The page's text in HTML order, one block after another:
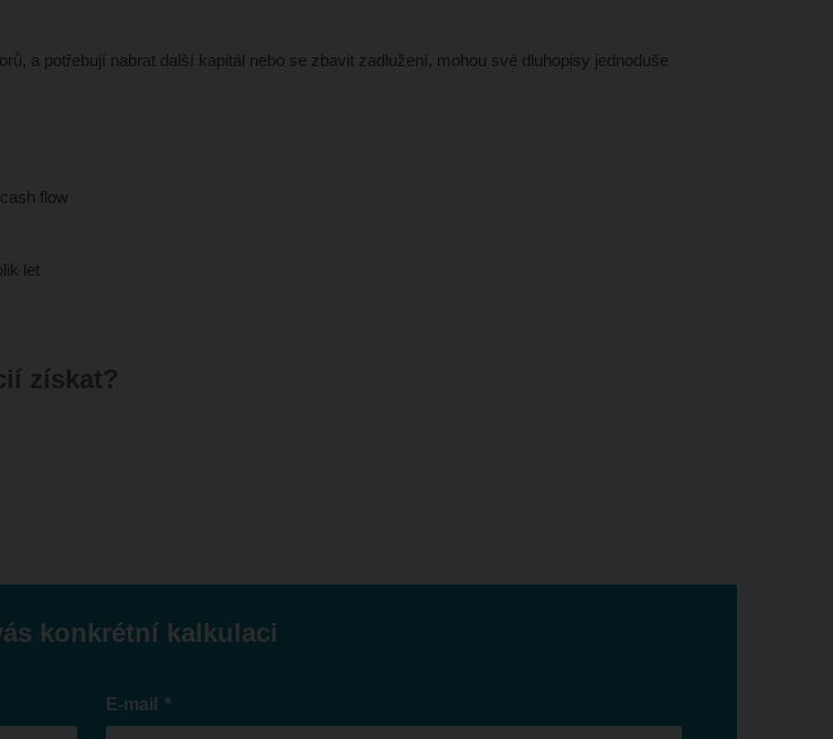
a potřebují nabrat další kapitál nebo se zbavit zadlužení, mohou své dluhopisy jednoduše
flow
let
získat?
konkrétní kalkulaci
E-mail *